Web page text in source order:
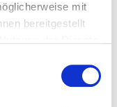
mit
bereitgestellt
und
so wichtig?